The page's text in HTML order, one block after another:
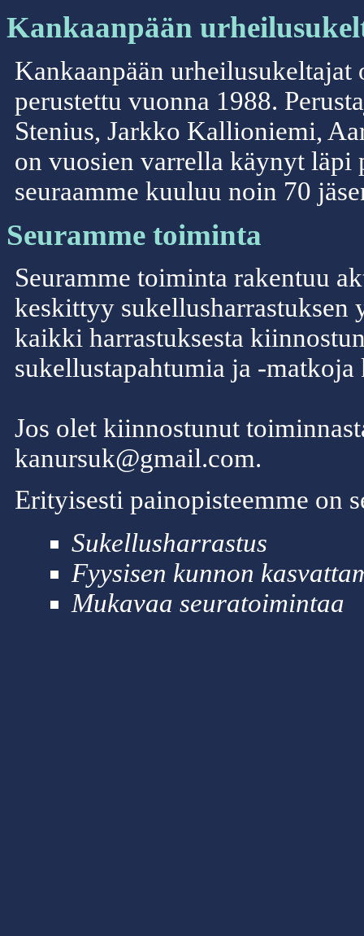
Kankaanpään
Kankaanpään
perustettu vuonna 1988.
Stenius, Jarkko Kallioniemi,
on vuosien varrella käynyt
seuraamme kuuluu noin 70
Seuramme toiminta
Seuramme toiminta rakentuu
keskittyy
kaikki harrastuksesta
sukellustapahtumia ja -
Jos olet kiinnostunut
kanursuk@gmail.com.
Erityisesti painopisteemme on
Sukellusharrastus
Fyysisen kunnon
Mukavaa seuratoimintaa